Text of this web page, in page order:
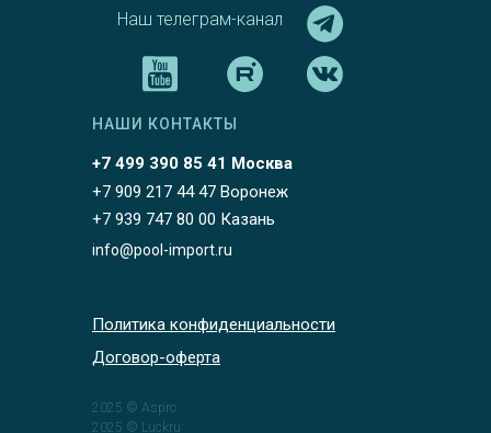
2025 © Aspro
2025 © Luckru
Наш телеграм-канал
+7 499 390 85 41 Москва
НАШИ КОНТАКТЫ
+7 909 217 44 47 Воронеж
+7 939 747 80 00 Казань
info@pool-import.ru
Политика конфиденциальности
Договор-оферта